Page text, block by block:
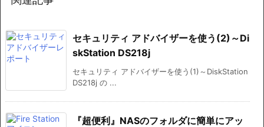
セキュリティ アドバイザーを使う(2)～Di
skStation DS218j
セキュリティ アドバイザーを使う(1)～DiskStation
DS218j の ...
『超便利』NASのフォルダに簡単にアッ